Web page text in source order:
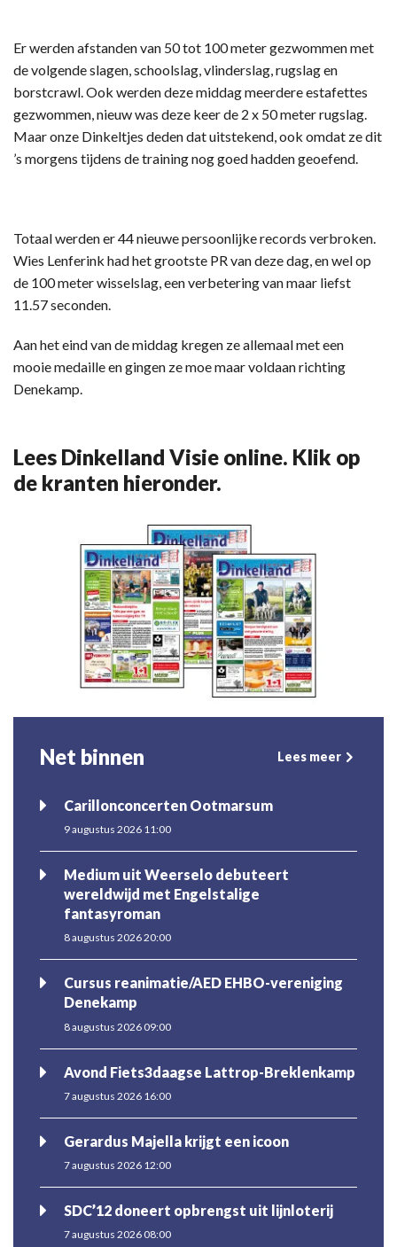
Er werden afstanden van 50 tot 100 meter gezwommen met
de volgende slagen, schoolslag, vlinderslag, rugslag en
borstcrawl. Ook werden deze middag meerdere estafettes
gezwommen, nieuw was deze keer de 2 x 50 meter rugslag.
Maar onze Dinkeltjes deden dat uitstekend, ook omdat ze dit
’s morgens tijdens de training nog goed hadden geoefend.
Totaal werden er 44 nieuwe persoonlijke records verbroken.
Wies Lenferink had het grootste PR van deze dag, en wel op
de 100 meter wisselslag, een verbetering van maar liefst
11.57 seconden.
Aan het eind van de middag kregen ze allemaal met een
mooie medaille en gingen ze moe maar voldaan richting
Denekamp.
Lees Dinkelland Visie online. Klik op
de kranten hieronder.
Net binnen Lees meer
Carillonconcerten Ootmarsum
9 augustus 2026 11:00
Medium uit Weerselo debuteert
wereldwijd met Engelstalige
fantasyroman
8 augustus 2026 20:00
Cursus reanimatie/AED EHBO-vereniging
Denekamp
8 augustus 2026 09:00
Avond Fiets3daagse Lattrop-Breklenkamp
7 augustus 2026 16:00
Gerardus Majella krijgt een icoon
7 augustus 2026 12:00
SDC’12 doneert opbrengst uit lijnloterij
7 augustus 2026 08:00